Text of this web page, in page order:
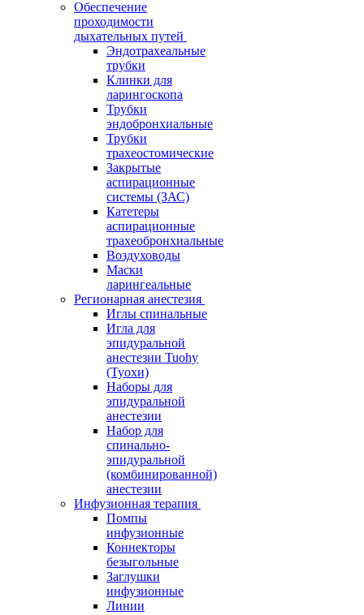
Обеспечение
проходимости
дыхательных путей
Эндотрахеальные
трубки
Клинки для
ларингоскопа
Трубки
эндобронхиальные
Трубки
трахеостомические
Закрытые
аспирационные
системы (ЗАС)
Катетеры
аспирационные
трахеобронхиальные
Воздуховоды
Маски
ларингеальные
Регионарная анестезия
Иглы спинальные
Игла для
эпидуральной
анестезии Tuohy
(Туохи)
Наборы для
эпидуральной
анестезии
Набор для
спинально-
эпидуральной
(комбинированной)
анестезии
Инфузионная терапия
Помпы
инфузионные
Коннекторы
безыгольные
Заглушки
инфузионные
Линии